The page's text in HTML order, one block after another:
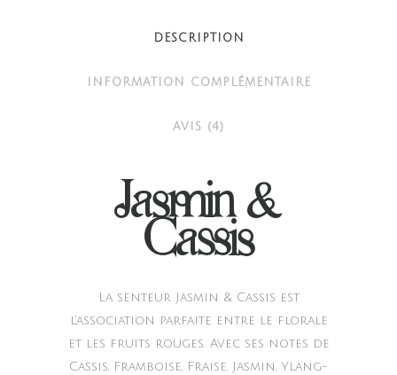
DESCRIPTION
INFORMATION COMPLÉMENTAIRE
AVIS (4)
Jasmin &
Cassis
La senteur Jasmin & Cassis est
l’association parfaite entre le florale
et les fruits rouges. Avec ses notes de
Cassis, Framboise, Fraise, Jasmin, Ylang-